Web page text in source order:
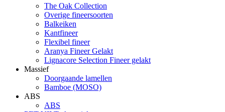
The Oak Collection
Overige fineersoorten
Balkeiken
Kantfineer
Flexibel fineer
Aranya Fineer Gelakt
Lignacore Selection Fineer gelakt
Massief
Doorgaande lamellen
Bamboe (MOSO)
ABS
ABS